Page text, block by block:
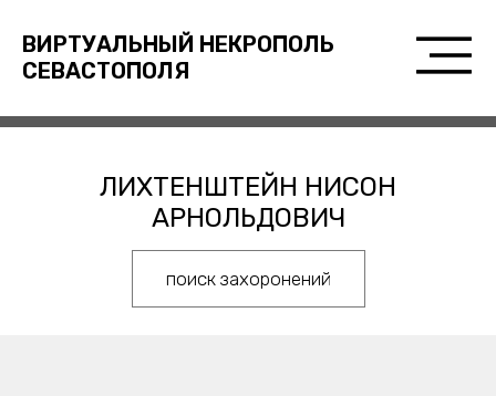
ВИРТУАЛЬНЫЙ НЕКРОПОЛЬ
СЕВАСТОПОЛЯ
ЛИХТЕНШТЕЙН НИСОН
АРНОЛЬДОВИЧ
поиск захоронений